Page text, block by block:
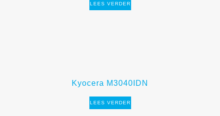
LEES VERDER
Kyocera M3040IDN
LEES VERDER